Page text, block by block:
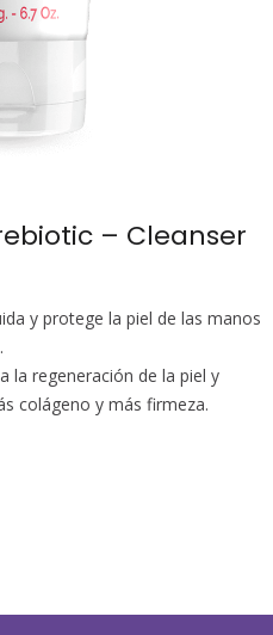
– Cleanser
y protege la piel de las manos
la regeneración de la piel y
colágeno y más firmeza.